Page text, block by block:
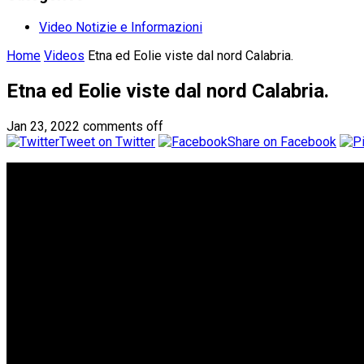
Video Notizie e Informazioni
Home Videos Etna ed Eolie viste dal nord Calabria.
Etna ed Eolie viste dal nord Calabria.
Jan 23, 2022 comments off
Tweet on Twitter
Share on Facebook